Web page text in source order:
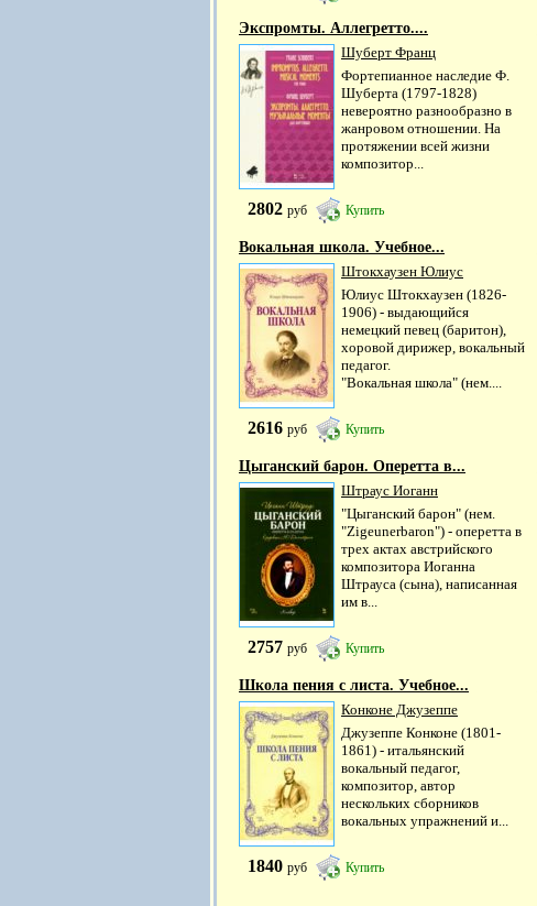
Экспромты. Аллегретто....
Шуберт Франц
Фортепианное наследие Ф.
Шуберта (1797-1828)
невероятно разнообразно в
жанровом отношении. На
протяжении всей жизни
композитор...
2802 руб Купить
Вокальная школа. Учебное...
Штокхаузен Юлиус
Юлиус Штокхаузен (1826-
1906) - выдающийся
немецкий певец (баритон),
хоровой дирижер, вокальный
педагог.
"Вокальная школа" (нем....
2616 руб Купить
Цыганский барон. Оперетта в...
Штраус Иоганн
"Цыганский барон" (нем.
"Zigeunerbaron") - оперетта в
трех актах австрийского
композитора Иоганна
Штрауса (сына), написанная
им в...
2757 руб Купить
Школа пения с листа. Учебное...
Конконе Джузеппе
Джузеппе Конконе (1801-
1861) - итальянский
вокальный педагог,
композитор, автор
нескольких сборников
вокальных упражнений и...
1840 руб Купить